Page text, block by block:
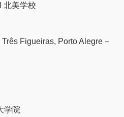
北美学校
Figueiras, Porto Alegre –
学院